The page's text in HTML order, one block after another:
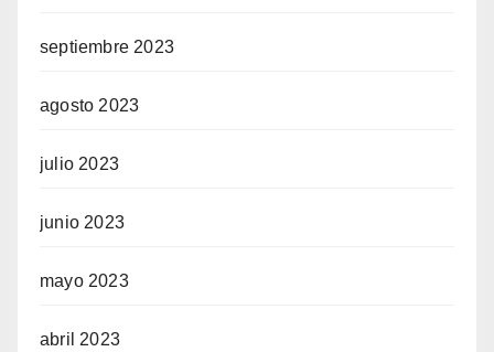
septiembre 2023
agosto 2023
julio 2023
junio 2023
mayo 2023
abril 2023